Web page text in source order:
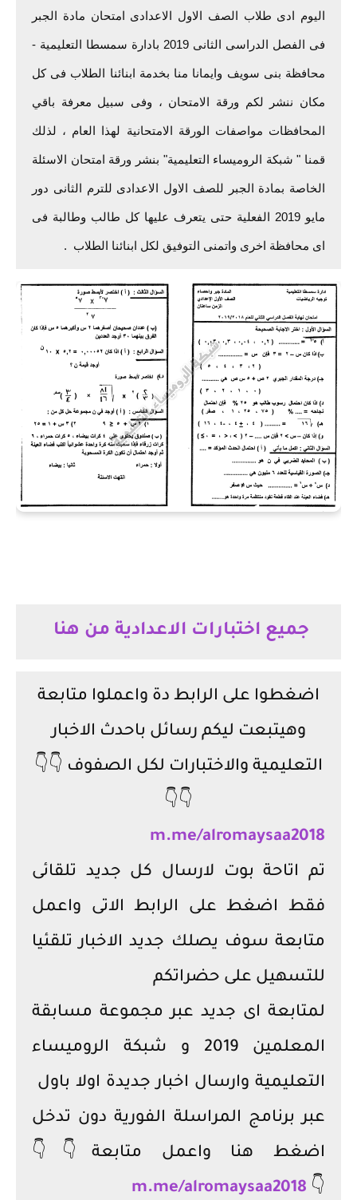
اليوم ادى طلاب الصف الاول الاعدادى امتحان مادة الجبر
فى الفصل الدراسى الثانى 2019 بادارة سمسطا التعليمية -
محافظة بنى سويف وايمانا منا بخدمة ابنائنا الطلاب فى كل
مكان ننشر لكم ورقة الامتحان ، وفى سبيل معرفة باقي
المحافظات مواصفات الورقة الامتحانية لهذا العام ، لذلك
قمنا " شبكة الروميساء التعليمية" بنشر ورقة امتحان الاسئلة
الخاصة بمادة الجبر للصف الاول الاعدادى للترم الثانى دور
مايو 2019 الفعلية حتى يتعرف عليها كل طالب وطالبة فى
اى محافظة اخرى واتمنى التوفيق لكل ابنائنا الطلاب .
جميع اختبارات الاعدادية من هنا
اضغطوا على الرابط دة واعملوا متابعة
وهيتبعت ليكم رسائل باحدث الاخبار
التعليمية والاختبارات لكل الصفوف 👇👇
👇👇
m.me/alromaysaa2018
تم اتاحة بوت لارسال كل جديد تلقائى
فقط اضغط على الرابط الاتى واعمل
متابعة سوف يصلك جديد الاخبار تلقئيا
للتسهيل على حضراتكم
لمتابعة اى جديد عبر مجموعة مسابقة
المعلمين 2019 و شبكة الروميساء
التعليمية وارسال اخبار جديدة اولا باول
عبر برنامج المراسلة الفورية دون تدخل
اضغط هنا واعمل متابعة👇👇
👇
m.me/alromaysaa2018